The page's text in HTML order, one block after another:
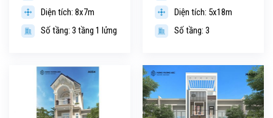
Diện tích: 8x7m
Số tầng: 3 tầng 1 lửng
Diện tích: 5x18m
Số tầng: 3